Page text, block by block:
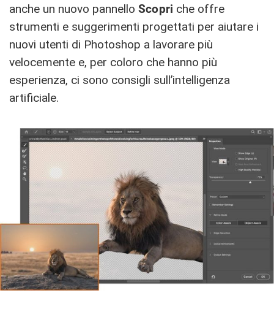
anche un nuovo pannello Scopri che offre
strumenti e suggerimenti progettati per aiutare i
nuovi utenti di Photoshop a lavorare più
velocemente e, per coloro che hanno più
esperienza, ci sono consigli sull’intelligenza
artificiale.